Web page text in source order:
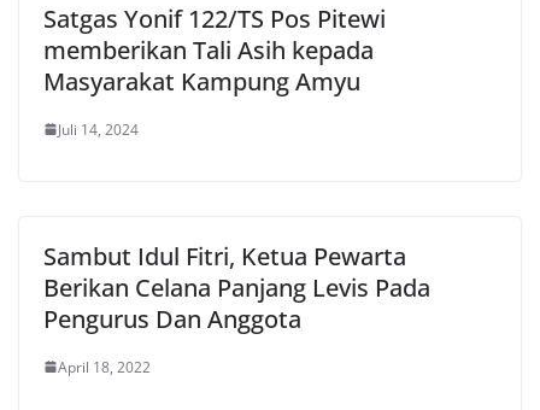
Satgas Yonif 122/TS Pos Pitewi
memberikan Tali Asih kepada
Masyarakat Kampung Amyu
Juli 14, 2024
Sambut Idul Fitri, Ketua Pewarta
Berikan Celana Panjang Levis Pada
Pengurus Dan Anggota
April 18, 2022